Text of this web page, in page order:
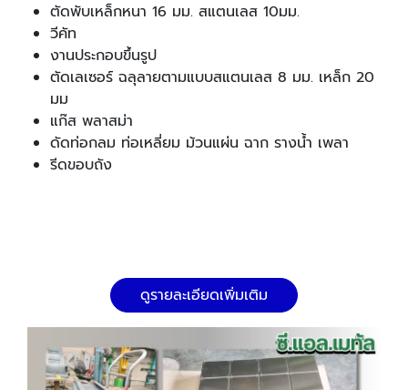
ตัดพับเหล็กหนา 16 มม. สแตนเลส 10มม.
วีคัท
งานประกอบขึ้นรูป
ตัดเลเซอร์ ฉลุลายตามแบบสแตนเลส 8 มม. เหล็ก 20
มม
แก๊ส พลาสม่า
ดัดท่อกลม ท่อเหลี่ยม ม้วนแผ่น ฉาก รางน้ำ เพลา
รีดขอบถัง
ดูรายละเอียดเพิ่มเติม